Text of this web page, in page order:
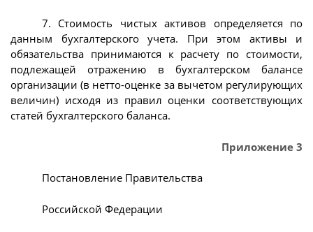
7. Стоимость чистых активов определяется по
данным бухгалтерского учета. При этом активы и
обязательства принимаются к расчету по стоимости,
подлежащей отражению в бухгалтерском балансе
организации (в нетто-оценке за вычетом регулирующих
величин) исходя из правил оценки соответствующих
статей бухгалтерского баланса.
Приложение 3
Постановление Правительства
Российской Федерации